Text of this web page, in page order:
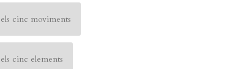
els cinc moviments
els cinc elements